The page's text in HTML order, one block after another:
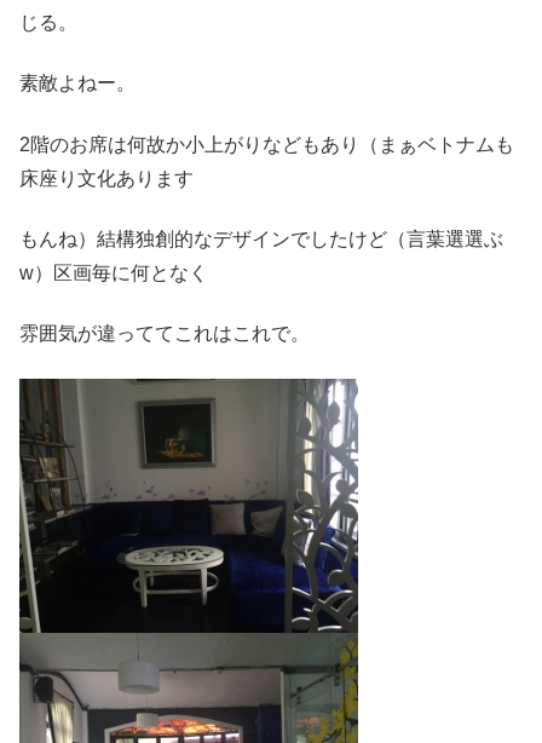
じる。
素敵よねー。
2階のお席は何故か小上がりなどもあり（まぁベトナムも
床座り文化あります
もんね）結構独創的なデザインでしたけど（言葉選選ぶ
w）区画毎に何となく
雰囲気が違っててこれはこれで。